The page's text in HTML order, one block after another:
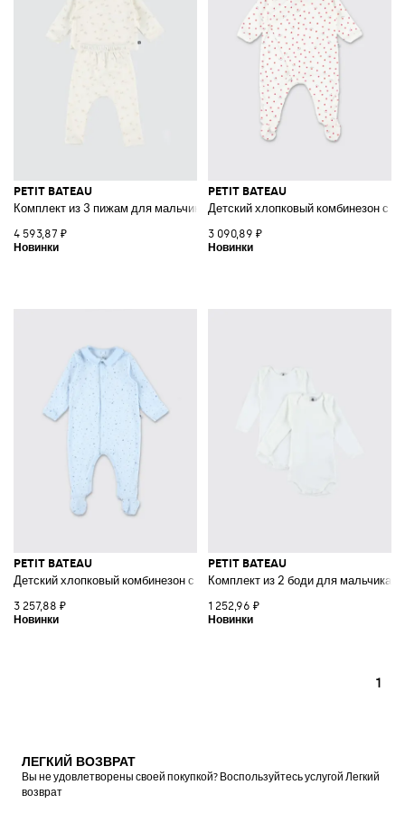
PETIT BATEAU
Комплект из 3 пижам для мальчика из хлопка с цветочным принтом
4 593,87 ₽
PETIT BATEAU
Детский хлопковый комбинезон с
3 090,89 ₽
PETIT BATEAU
Детский хлопковый комбинезон с графическим принтом и воротником
3 257,88 ₽
PETIT BATEAU
Комплект из 2 боди для мальчика
1 252,96 ₽
1
ЛЕГКИЙ ВОЗВРАТ
Вы не удовлетворены своей покупкой? Воспользуйтесь услугой Легкий
возврат